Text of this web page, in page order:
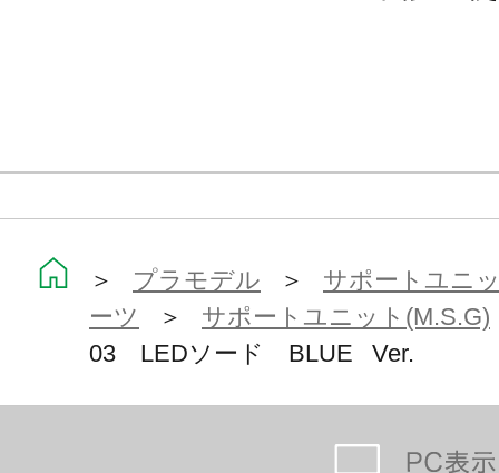
＞ プラモデル ＞ サポートユニ
ーツ
＞ サポートユニット(M.S.G)
03 LEDソード BLUE Ver.